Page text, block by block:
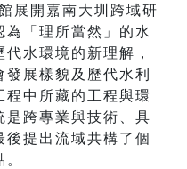
展開嘉南大圳跨域研
為「理所當然」的水
水環境的新理解，
展樣貌及歷代水利
程中所藏的工程與環
是跨專業與技術、具
提出流域共構了個